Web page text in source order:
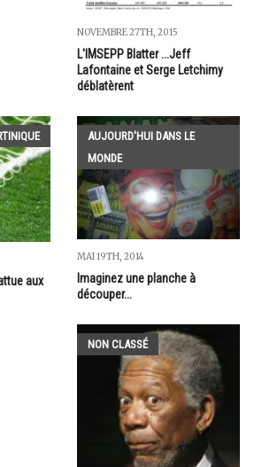
NOVEMBRE 27TH, 2015
L'IMSEPP Blatter ...Jeff
Lafontaine et Serge Letchimy
déblatèrent
aux
AUJOURD'HUI DANS LE
MONDE
MAI 19TH, 2014
Imaginez une planche à
découper...
NON CLASSÉ